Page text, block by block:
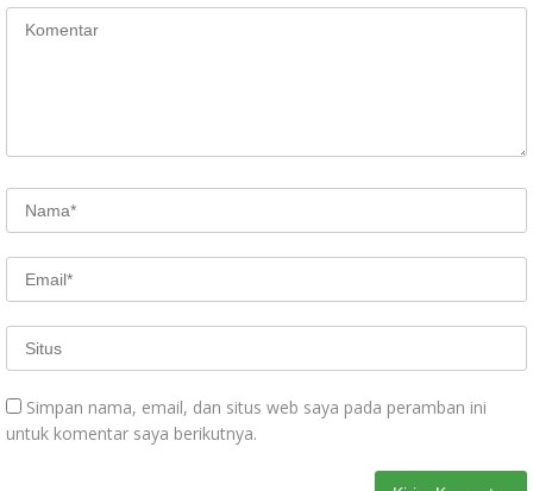
Simpan nama, email, dan situs web saya pada peramban ini
untuk komentar saya berikutnya.